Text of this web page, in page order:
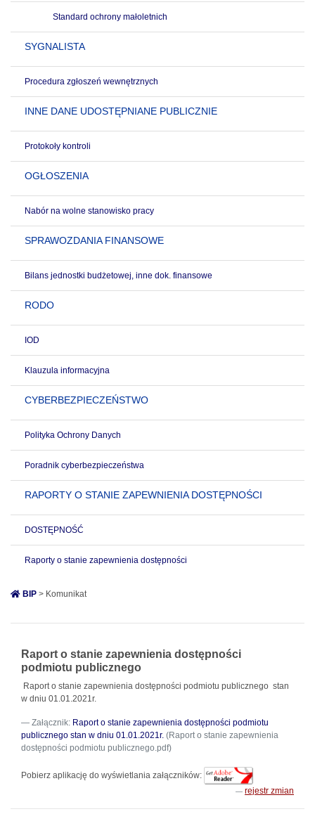
Standard ochrony małoletnich
SYGNALISTA
Procedura zgłoszeń wewnętrznych
INNE DANE UDOSTĘPNIANE PUBLICZNIE
Protokoły kontroli
OGŁOSZENIA
Nabór na wolne stanowisko pracy
SPRAWOZDANIA FINANSOWE
Bilans jednostki budżetowej, inne dok. finansowe
RODO
IOD
Klauzula informacyjna
CYBERBEZPIECZEŃSTWO
Polityka Ochrony Danych
Poradnik cyberbezpieczeństwa
RAPORTY O STANIE ZAPEWNIENIA DOSTĘPNOŚCI
DOSTĘPNOŚĆ
Raporty o stanie zapewnienia dostępności
BIP > Komunikat
Raport o stanie zapewnienia dostępności
podmiotu publicznego
Raport o stanie zapewnienia dostępności podmiotu publicznego stan
w dniu 01.01.2021r.
Załącznik: Raport o stanie zapewnienia dostępności podmiotu
publicznego stan w dniu 01.01.2021r. (Raport o stanie zapewnienia
dostępności podmiotu publicznego.pdf)
Pobierz aplikację do wyświetlania załączników:
rejestr zmian